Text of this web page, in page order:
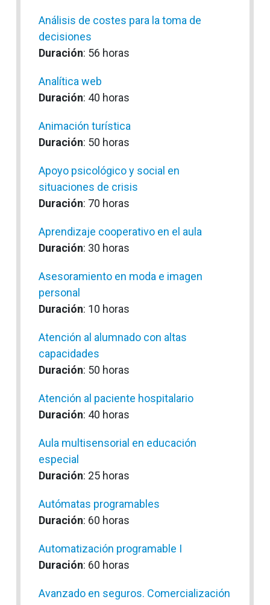
Análisis de costes para la toma de
decisiones
Duración: 56 horas
Analítica web
Duración: 40 horas
Animación turística
Duración: 50 horas
Apoyo psicológico y social en
situaciones de crisis
Duración: 70 horas
Aprendizaje cooperativo en el aula
Duración: 30 horas
Asesoramiento en moda e imagen
personal
Duración: 10 horas
Atención al alumnado con altas
capacidades
Duración: 50 horas
Atención al paciente hospitalario
Duración: 40 horas
Aula multisensorial en educación
especial
Duración: 25 horas
Autómatas programables
Duración: 60 horas
Automatización programable I
Duración: 60 horas
Avanzado en seguros. Comercialización